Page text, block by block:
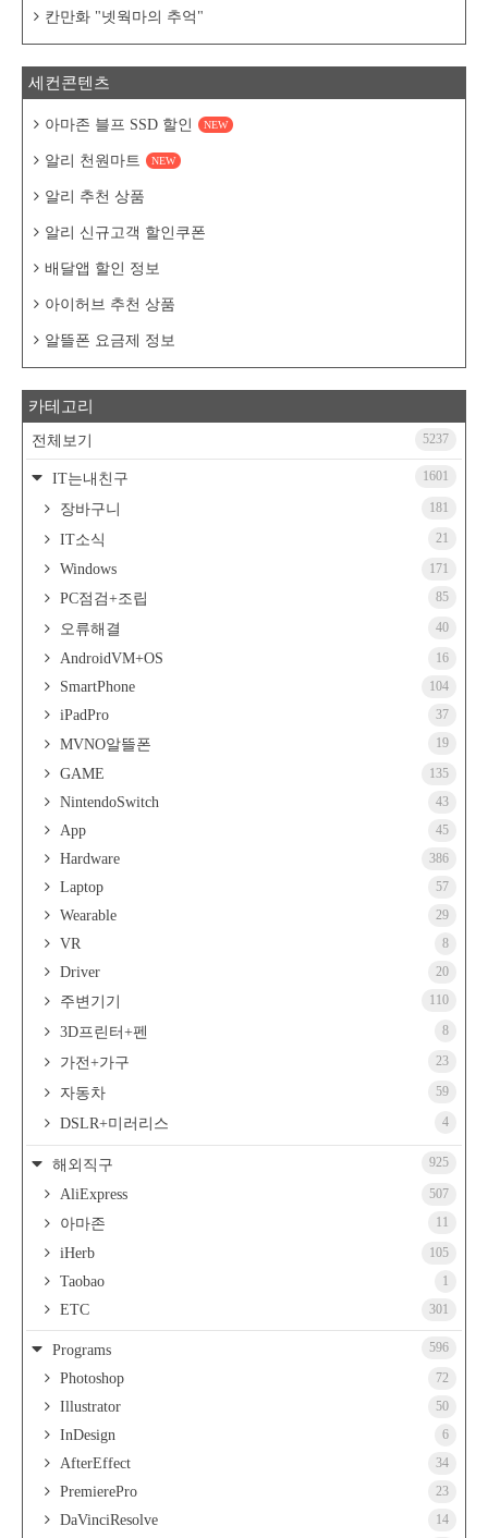
칸만화 "넷웍마의 추억"
세컨콘텐츠
아마존 블프 SSD 할인 NEW
알리 천원마트 NEW
알리 추천 상품
알리 신규고객 할인쿠폰
배달앱 할인 정보
아이허브 추천 상품
알뜰폰 요금제 정보
카테고리
전체보기 5237
IT는내친구 1601
장바구니 181
IT소식 21
Windows 171
PC점검+조립 85
오류해결 40
AndroidVM+OS 16
SmartPhone 104
iPadPro 37
MVNO알뜰폰 19
GAME 135
NintendoSwitch 43
App 45
Hardware 386
Laptop 57
Wearable 29
VR 8
Driver 20
주변기기 110
3D프린터+펜 8
가전+가구 23
자동차 59
DSLR+미러리스 4
해외직구 925
AliExpress 507
아마존 11
iHerb 105
Taobao 1
ETC 301
Programs 596
Photoshop 72
Illustrator 50
InDesign 6
AfterEffect 34
PremierePro 23
DaVinciResolve 14